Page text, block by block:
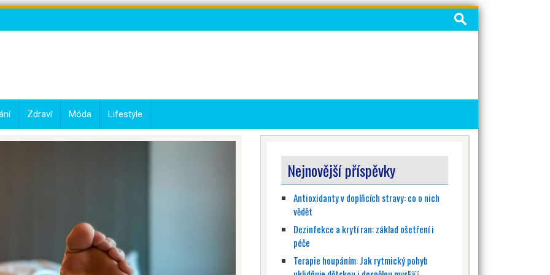
Vyhledávání
Zdraví Móda Lifestyle
Nejnovější příspěvky
Antioxidanty v doplňcích stravy: co o nich
vědět
Dezinfekce a krytí ran: základ ošetření i
péče
Terapie houpáním: Jak rytmický pohyb